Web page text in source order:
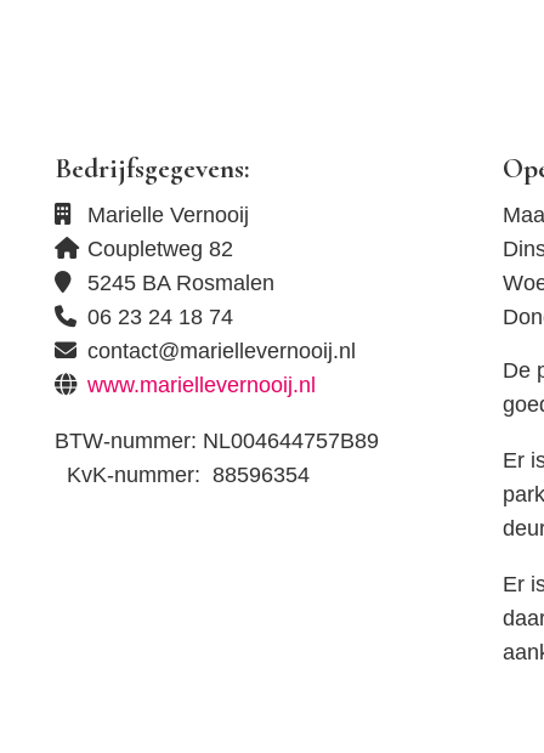
Bedrijfsgegevens:
Marielle Vernooij
Coupletweg 82
5245 BA Rosmalen
06 23 24 18 74
contact@mariellevernooij.nl
www.mariellevernooij.nl
BTW-nummer: NL004644757B89
KvK-nummer: 88596354
De
Er
Er